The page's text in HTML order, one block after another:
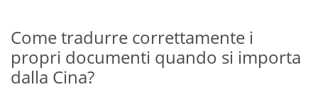
Come tradurre correttamente i
propri documenti quando si importa
dalla Cina?